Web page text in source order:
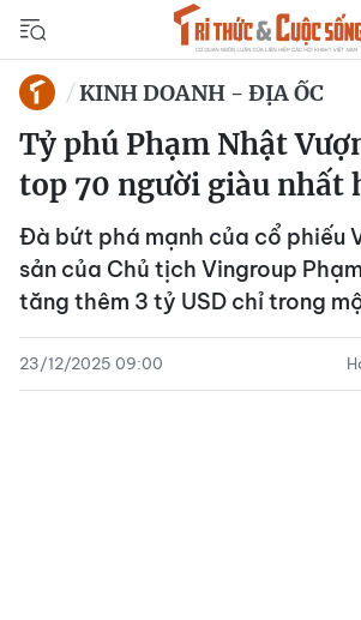
KINH DOANH - ĐỊA ỐC
Tỷ phú Phạm Nhật
top 70 người giàu nhất
Đà bứt phá mạnh của cổ phiếu
sản của Chủ tịch Vingroup
tăng thêm 3 tỷ USD chỉ trong
23/12/2025 09:00